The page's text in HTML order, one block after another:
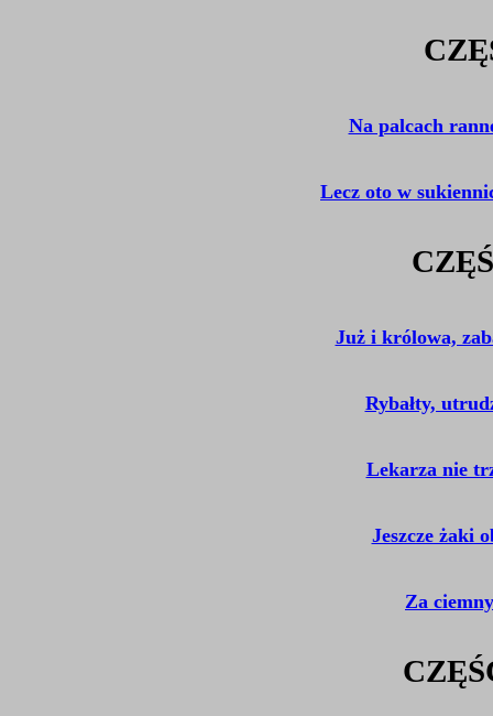
Na palcach
Lecz oto w
Już i królowa,
Rybałty,
Lekarza nie
Jeszcze żaki
Za